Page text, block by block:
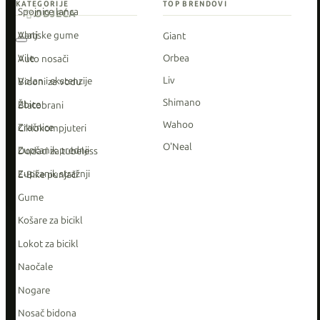
Spojnice lanca
Vanjske gume
Vile
Volan i ekstenzije
Žbice
Zračnice
Zupčanik prednji
Zupčanik stražnji
KATEGORIJE
Alati
Auto nosači
Bidoni za vodu
Blatobrani
Ciklokompjuteri
Dodaci za tubeless
E-Bike punjači
Gume
Košare za bicikl
Lokot za bicikl
Naočale
Nogare
Nosač bidona
TOP BRENDOVI
Giant
Orbea
Liv
Shimano
Wahoo
O'Neal
ODJEĆA